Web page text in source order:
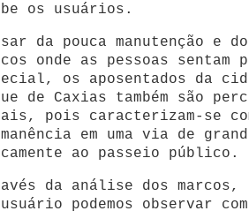
os usuários.
da pouca manutenção e
onde as pessoas sentam
os aposentados da
de Caxias também são
pois caracterizam-se
em uma via de
ao passeio público.
da análise dos marcos,
podemos observar